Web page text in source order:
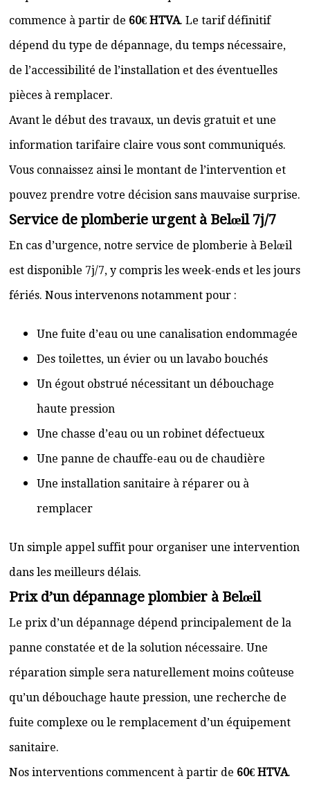
commence à partir de 60€ HTVA. Le tarif définitif
dépend du type de dépannage, du temps nécessaire,
de l’accessibilité de l’installation et des éventuelles
pièces à remplacer.
Avant le début des travaux, un devis gratuit et une
information tarifaire claire vous sont communiqués.
Vous connaissez ainsi le montant de l’intervention et
pouvez prendre votre décision sans mauvaise surprise.
Service de plomberie urgent à Belœil 7j/7
En cas d’urgence, notre service de plomberie à Belœil
est disponible 7j/7, y compris les week-ends et les jours
fériés. Nous intervenons notamment pour :
Une fuite d’eau ou une canalisation endommagée
Des toilettes, un évier ou un lavabo bouchés
Un égout obstrué nécessitant un débouchage
haute pression
Une chasse d’eau ou un robinet défectueux
Une panne de chauffe-eau ou de chaudière
Une installation sanitaire à réparer ou à
remplacer
Un simple appel suffit pour organiser une intervention
dans les meilleurs délais.
Prix d’un dépannage plombier à Belœil
Le prix d’un dépannage dépend principalement de la
panne constatée et de la solution nécessaire. Une
réparation simple sera naturellement moins coûteuse
qu’un débouchage haute pression, une recherche de
fuite complexe ou le remplacement d’un équipement
sanitaire.
Nos interventions commencent à partir de 60€ HTVA.